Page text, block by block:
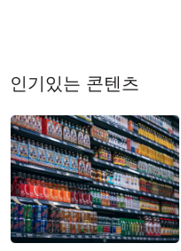
인기있는 콘텐츠